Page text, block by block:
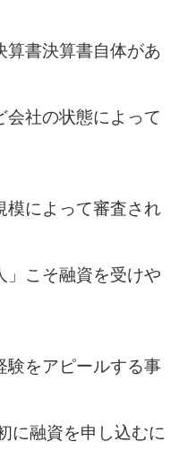
算書決算書自体があ
会社の状態によって
模によって審査され
」こそ融資を受けや
験をアピールする事
に融資を申し込むに